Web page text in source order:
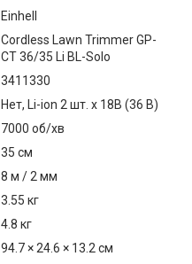
Einhell
Cordless Lawn Trimmer GP-
CT 36/35 Li BL-Solo
3411330
Нет, Li-ion 2 шт. х 18В (36 В)
7000 об/хв
35 см
8 м / 2 мм
3.55 кг
4.8 кг
94.7 × 24.6 × 13.2 см